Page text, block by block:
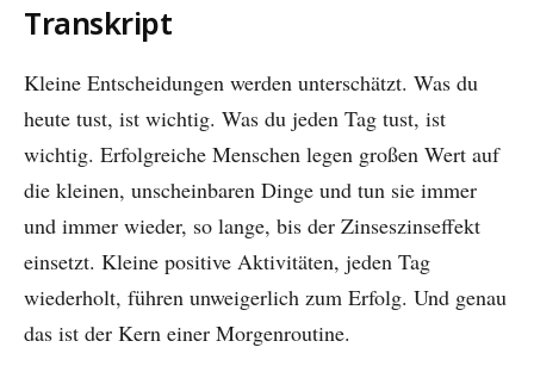
Transkript
Kleine Entscheidungen werden unterschätzt. Was du
heute tust, ist wichtig. Was du jeden Tag tust, ist
wichtig. Erfolgreiche Menschen legen großen Wert auf
die kleinen, unscheinbaren Dinge und tun sie immer
und immer wieder, so lange, bis der Zinseszinseffekt
einsetzt. Kleine positive Aktivitäten, jeden Tag
wiederholt, führen unweigerlich zum Erfolg. Und genau
das ist der Kern einer Morgenroutine.